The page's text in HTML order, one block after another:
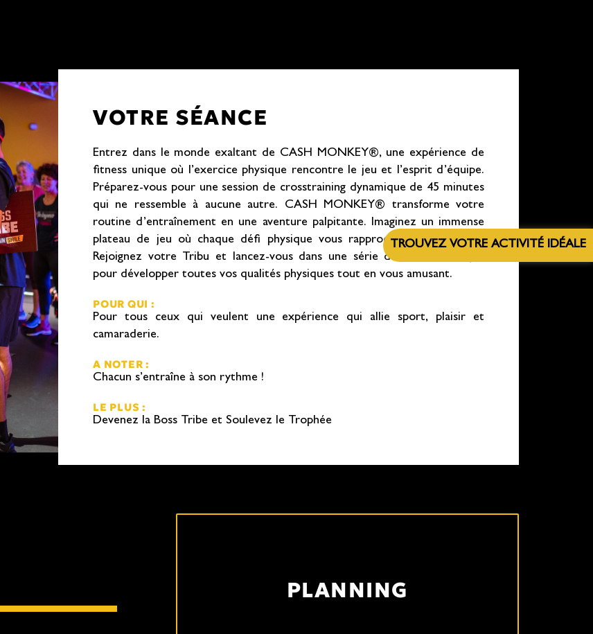
VOTRE SÉANCE
Entrez dans le monde exaltant de CASH MONKEY®, une expérience de
fitness unique où l’exercice physique rencontre le jeu et l’esprit d’équipe.
Préparez-vous pour une session de crosstraining dynamique de 45 minutes
qui ne ressemble à aucune autre. CASH MONKEY® transforme votre
routine d’entraînement en une aventure palpitante. Imaginez un immense
plateau de jeu où chaque défi physique vous rapproche de la victoire.
Rejoignez votre Tribu et lancez-vous dans une série d’exercices conçus
pour développer toutes vos qualités physiques tout en vous amusant.
POUR QUI :
Pour tous ceux qui veulent une expérience qui allie sport, plaisir et
camaraderie.
A NOTER :
Chacun s’entraîne à son rythme !
LE PLUS :
Devenez la Boss Tribe et Soulevez le Trophée
PLANNING
TROUVEZ VOTRE ACTIVITÉ IDÉALE